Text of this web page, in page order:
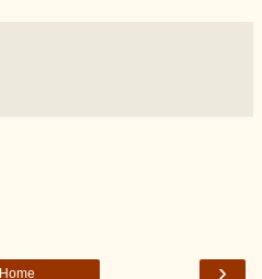
›
Home